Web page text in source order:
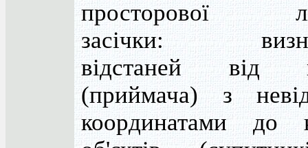
просторової
засічки:
відстаней від
(приймача) з
координатами до